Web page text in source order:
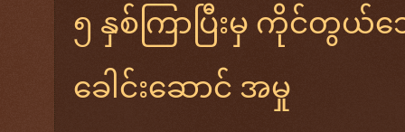
၅ နှစ်ကြာပြီးမှ ကိုင်တွယ်သ
ခေါင်းဆောင် အမှု